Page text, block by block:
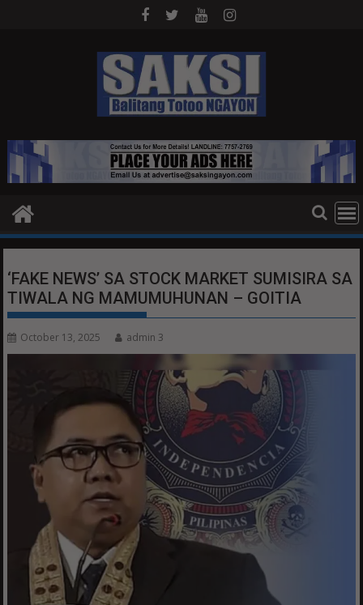
‘FAKE NEWS’ SA STOCK MARKET SUMISIRA SA
TIWALA NG MAMUMUHUNAN – GOITIA
October 13, 2025 admin 3